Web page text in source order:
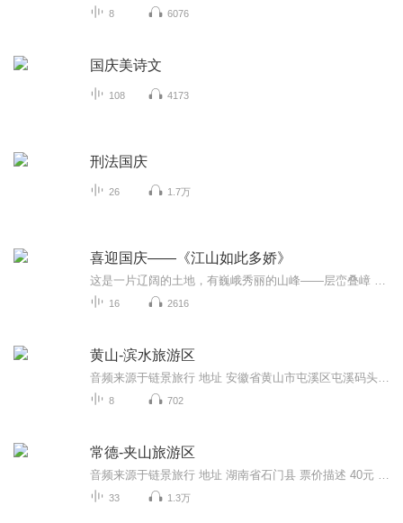
8 6076
国庆美诗文
108 4173
刑法国庆
26 1.7万
喜迎国庆——《江山如此多娇》
16 2616
黄山-滨水旅游区
8 702
常德-夹山旅游区
33 1.3万